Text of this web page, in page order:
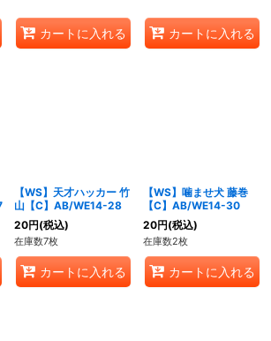
カートに入れる カートに入れる
【WS】天才ハッカー 竹
山【C】AB/WE14-28
20円(税込)
在庫数7枚
カートに入れる
【WS】噛ませ犬 藤巻
【C】AB/WE14-30
20円(税込)
在庫数2枚
カートに入れる